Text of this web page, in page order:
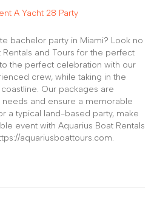
bachelor party in Miami? Look no
Rentals and Tours for the perfect
the perfect celebration with our
crew, while taking in the
Our packages are
needs and ensure a memorable
a typical land-based party, make
event with Aquarius Boat Rentals
aquariusboattours.com.